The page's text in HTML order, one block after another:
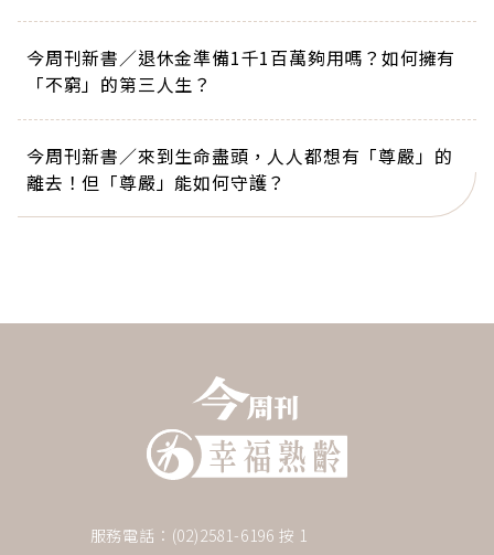
今周刊新書／退休金準備1千1百萬夠用嗎？如何擁有
「不窮」的第三人生？
今周刊新書／來到生命盡頭，人人都想有「尊嚴」的
離去！但「尊嚴」能如何守護？
服務電話：(02)2581-6196 按 1